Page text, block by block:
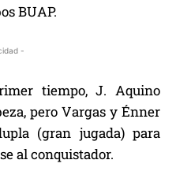
BUAP.
-
tiempo, J. Aquino
pero Vargas y Énner
(gran jugada) para
al conquistador.